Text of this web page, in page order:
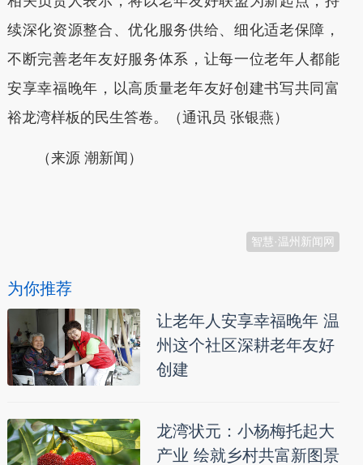
续深化资源整合、优化服务供给、细化适老保障，
不断完善老年友好服务体系，让每一位老年人都能
安享幸福晚年，以高质量老年友好创建书写共同富
裕龙湾样板的民生答卷。（通讯员 张银燕）
（来源 潮新闻）
智慧·温州新闻网
为你推荐
让老年人安享幸福晚年 温
州这个社区深耕老年友好
创建
龙湾状元：小杨梅托起大
产业 绘就乡村共富新图景